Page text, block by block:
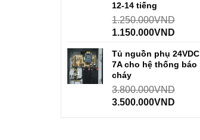
12-14 tiếng
1.250.000VND
1.150.000VND
Tủ nguồn phụ 24VDC
7A cho hệ thống báo
cháy
3.800.000VND
3.500.000VND